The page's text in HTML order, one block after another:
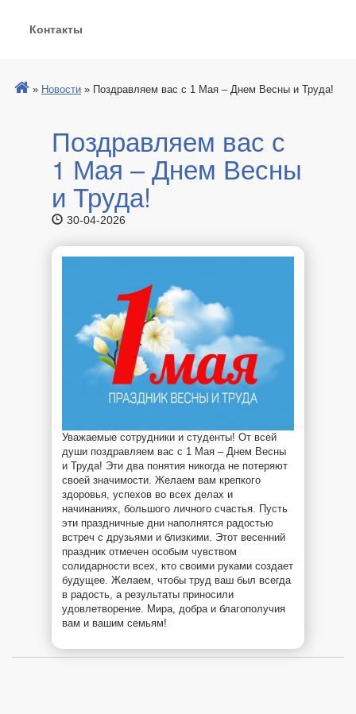
Контакты
» Новости » Поздравляем вас с 1 Мая – Днем Весны и Труда!
Поздравляем вас с
1 Мая – Днем Весны
и Труда!
30-04-2026
Уважаемые сотрудники и студенты! От всей
души поздравляем вас с 1 Мая – Днем Весны
и Труда! Эти два понятия никогда не потеряют
своей значимости. Желаем вам крепкого
здоровья, успехов во всех делах и
начинаниях, большого личного счастья. Пусть
эти праздничные дни наполнятся радостью
встреч с друзьями и близкими. Этот весенний
праздник отмечен особым чувством
солидарности всех, кто своими руками создает
будущее. Желаем, чтобы труд ваш был всегда
в радость, а результаты приносили
удовлетворение. Мира, добра и благополучия
вам и вашим семьям!